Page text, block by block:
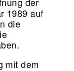
1989 auf
die
mit dem